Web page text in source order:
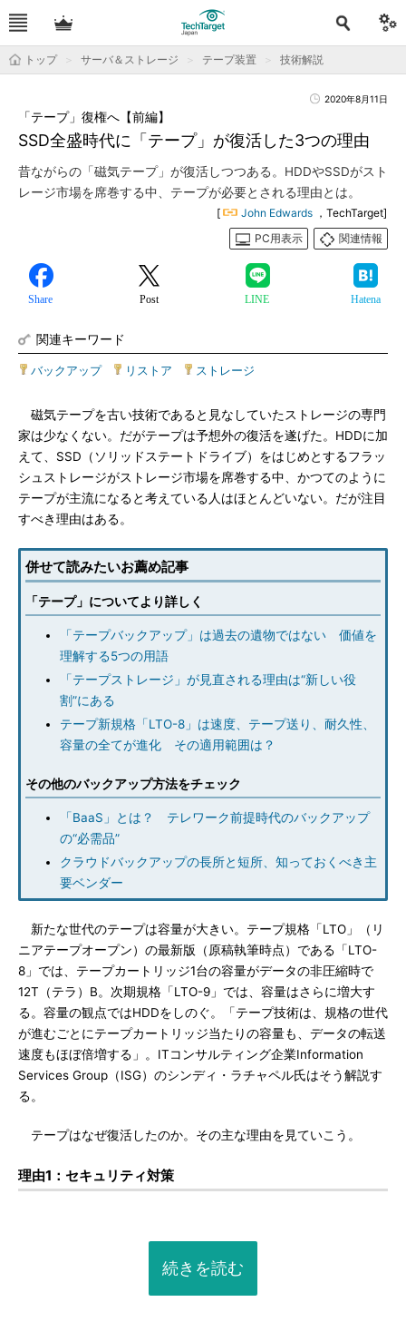
トップ サーバ＆ストレージ テープ装置 技術解説
2020年8月11日
SSD全盛時代に「テープ」が復活した3つの理由
「テープ」復権へ【前編】
昔ながらの「磁気テープ」が復活しつつある。HDDやSSDがスト
レージ市場を席巻する中、テープが必要とされる理由とは。
[ John Edwards ，TechTarget]
PC用表示
関連情報
Share Post LINE Hatena
関連キーワード
バックアップ| リストア ストレージ
磁気テープを古い技術であると見なしていたストレージの専門
家は少なくない。だがテープは予想外の復活を遂げた。HDDに加
えて、SSD（ソリッドステートドライブ）をはじめとするフラッ
シュストレージがストレージ市場を席巻する中、かつてのように
テープが主流になると考えている人はほとんどいない。だが注目
すべき理由はある。
併せて読みたいお薦め記事
「テープ」についてより詳しく
「テープバックアップ」は過去の遺物ではない 価値を
理解する5つの用語
「テープストレージ」が見直される理由は“新しい役
割”にある
テープ新規格「LTO-8」は速度、テープ送り、耐久性、
容量の全てが進化 その適用範囲は？
その他のバックアップ方法をチェック
「BaaS」とは？ テレワーク前提時代のバックアップ
の“必需品”
クラウドバックアップの長所と短所、知っておくべき主
要ベンダー
新たな世代のテープは容量が大きい。テープ規格「LTO」（リ
ニアテープオープン）の最新版（原稿執筆時点）である「LTO-
8」では、テープカートリッジ1台の容量がデータの非圧縮時で
12T（テラ）B。次期規格「LTO-9」では、容量はさらに増大す
る。容量の観点ではHDDをしのぐ。「テープ技術は、規格の世代
が進むごとにテープカートリッジ当たりの容量も、データの転送
速度もほぼ倍増する」。ITコンサルティング企業Information
Services Group（ISG）のシンディ・ラチャペル氏はそう解説す
る。
テープはなぜ復活したのか。その主な理由を見ていこう。
理由1：セキュリティ対策
続きを読む